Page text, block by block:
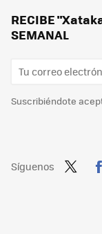
RECIBE
SEMANAL
Suscribiéndote
Síguenos